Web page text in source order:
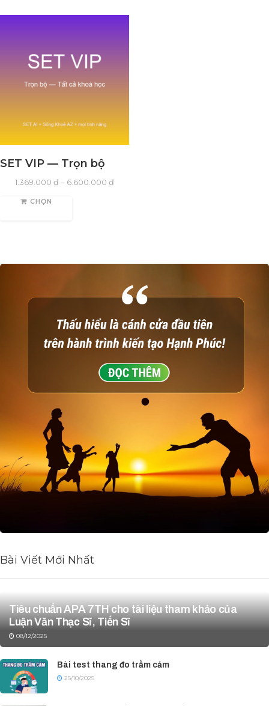
SET VIP — Trọn bộ
1.369.000₫– 6.600.000₫
CHỌN
Bài Viết Mới Nhất
Tiêu chuẩn APA 7TH cho tài liệu tham khảo của
Luận Văn Thạc Sĩ, Tiến Sĩ
08/12/2025
Bài test thang đo trầm cảm
25/10/2025